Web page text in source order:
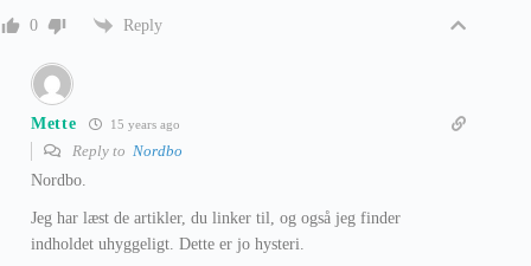
0 Reply
Mette 15 years ago
Reply to Nordbo
Nordbo.
Jeg har læst de artikler, du linker til, og også jeg finder
indholdet uhyggeligt. Dette er jo hysteri.